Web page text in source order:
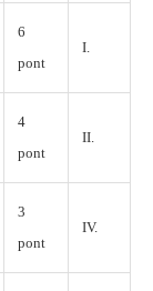
6
pont
I.
4
pont
II.
3
pont
IV.